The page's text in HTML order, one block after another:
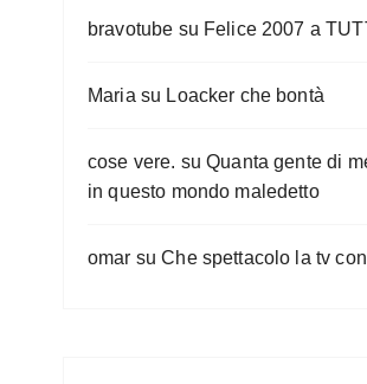
bravotube su Felice 2007 a
Maria su Loacker che bontà
cose vere. suQuanta gente di
in questo mondo maledetto
omar suChe spettacolo la tv